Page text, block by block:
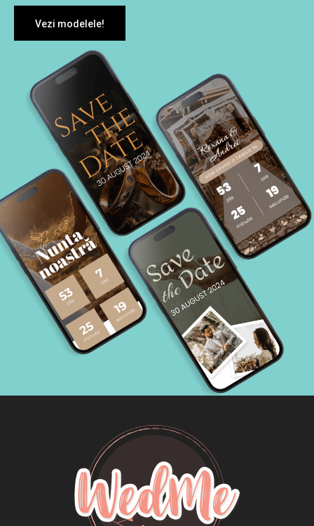
Vezi modelele!